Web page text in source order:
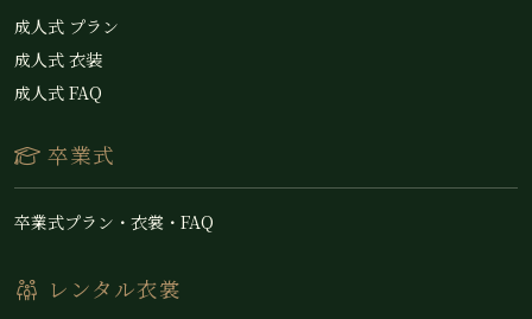
成人式 プラン
成人式 衣装
成人式 FAQ
卒業式
卒業式プラン・衣裳・FAQ
レンタル衣裳